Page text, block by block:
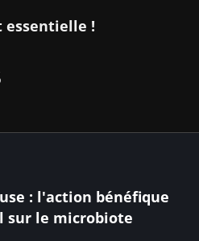
essentielle !
: l'action bénéfique
sur le microbiote